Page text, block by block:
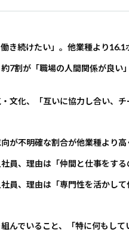
き続けたい」。他業種より
7割が「職場の人間関係が良
文化、「互いに協力し合い、
が不明確な割合が他業種より
員、理由は「仲間と仕事をす
員、理由は「専門性を活かし
んでいること、「特に何もし